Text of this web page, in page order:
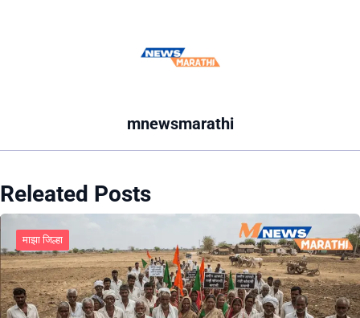
mnewsmarathi
Releated Posts
माझा जिल्हा